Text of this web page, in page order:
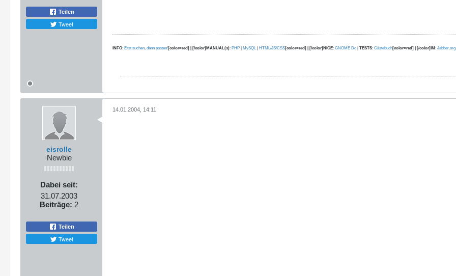
Teilen
Tweet
INFO: Erst suchen, dann posten![color=red] | [/color]MANUAL(s): PHP MySQL| HTML/JS/CSS[color=red] | [/color]NICE: GNOME Do TESTS: Gästebuch[color=red] | [/color]IM : Jabber.org
eisrolle
Newbie
Dabei seit:
31.07.2003
Beiträge: 2
Teilen
Tweet
14.01.2004, 14:11